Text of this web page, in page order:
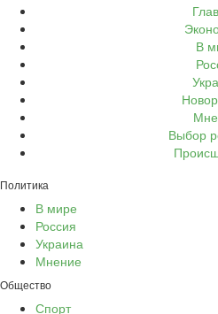
В
Выбор
Политика
В мире
Россия
Украина
Мнение
Общество
Спорт